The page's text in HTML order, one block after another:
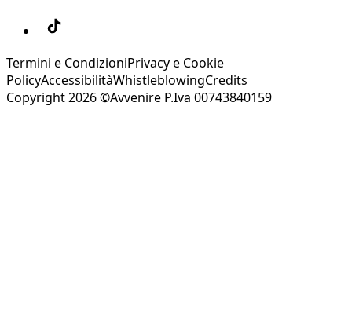
Termini e CondizioniPrivacy e Cookie
PolicyAccessibilitàWhistleblowingCredits
Copyright 2026 ©Avvenire P.Iva 00743840159